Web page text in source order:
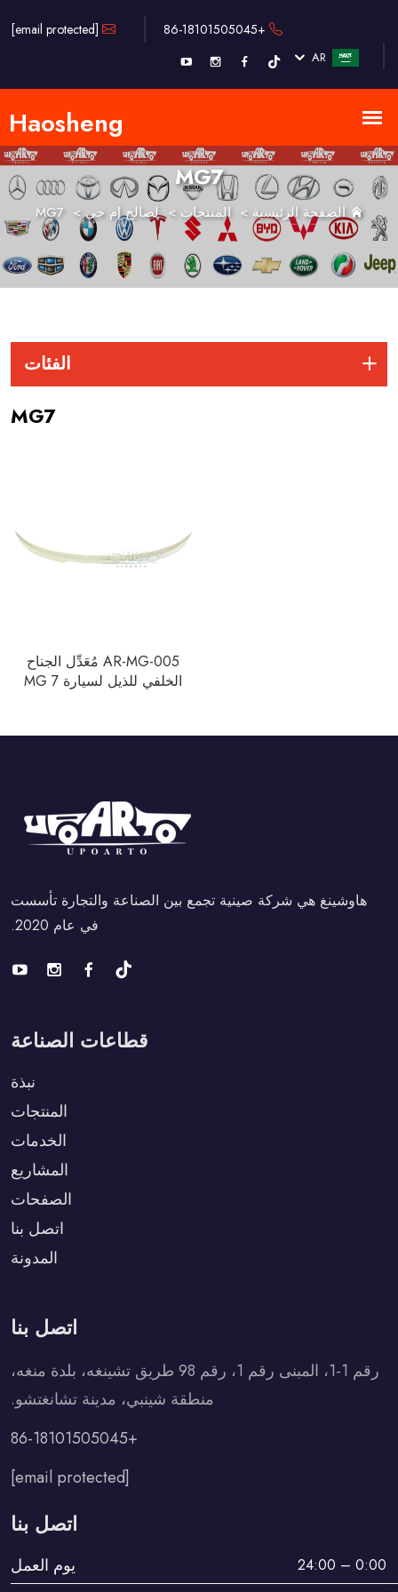
+86-18101505045
[email protected]
AR
MG7
الصفحة الرئيسية >المنتجات >لصالح إم جي>
MG7
الفئات
MG7
AR-MG-005 مُعَدِّل الجناح
الخلفي للذيل لسيارة MG 7
هاوشينغ هي شركة صينية تجمع بين الصناعة والتجارة تأسست
في عام 2020.
قطاعات الصناعة
نبذة
المنتجات
الخدمات
المشاريع
الصفحات
اتصل بنا
المدونة
اتصل بنا
رقم 1-1، المبنى رقم 1، رقم 98 طريق تشينغه، بلدة منغه،
منطقة شينبي، مدينة تشانغتشو.
+86-18101505045
[email protected]
اتصل بنا
يوم العمل 0:00 – 24:00